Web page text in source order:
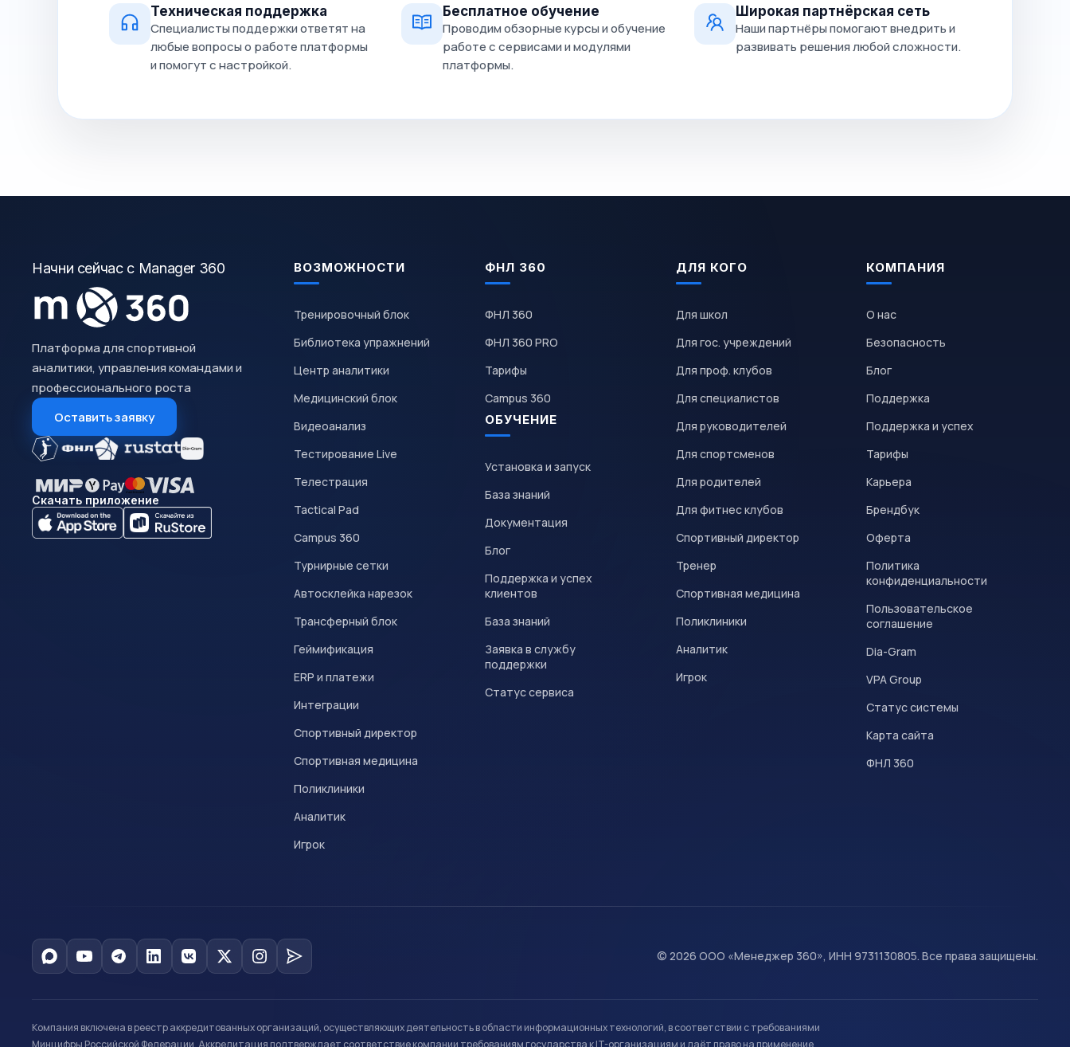
Техническая поддержка
Специалисты поддержки ответят на
любые вопросы о работе платформы
и помогут с настройкой.
Бесплатное обучение
Проводим обзорные курсы и обучение
работе с сервисами и модулями
платформы.
Широкая партнёрская сеть
Наши партнёры помогают внедрить и
развивать решения любой сложности.
Начни сейчас с Manager 360
Платформа для спортивной
аналитики, управления командами и
профессионального роста
Оставить заявку
Скачать приложение
ВОЗМОЖНОСТИ
Тренировочный блок
Библиотека упражнений
Центр аналитики
Медицинский блок
Видеоанализ
Тестирование Live
Телестрация
Tactical Pad
Campus 360
Турнирные сетки
Автосклейка нарезок
Трансферный блок
Геймификация
ERP и платежи
Интеграции
Спортивный директор
Спортивная медицина
Поликлиники
Аналитик
Игрок
ФНЛ 360
ФНЛ 360
ФНЛ 360 PRO
Тарифы
Campus 360
ОБУЧЕНИЕ
Установка и запуск
База знаний
Документация
Блог
Поддержка и успех
клиентов
База знаний
Заявка в службу
поддержки
Статус сервиса
ДЛЯ КОГО
Для школ
Для гос. учреждений
Для проф. клубов
Для специалистов
Для руководителей
Для спортсменов
Для родителей
Для фитнес клубов
Спортивный директор
Тренер
Спортивная медицина
Поликлиники
Аналитик
Игрок
КОМПАНИЯ
О нас
Безопасность
Блог
Поддержка
Поддержка и успех
Тарифы
Карьера
Брендбук
Оферта
Политика
конфиденциальности
Пользовательское
соглашение
Dia-Gram
VPA Group
Статус системы
Карта сайта
ФНЛ 360
© 2026 ООО «Менеджер 360», ИНН 9731130805. Все права защищены.
Компания включена в реестр аккредитованных организаций, осуществляющих деятельность в области информационных технологий, в соответствии с требованиями
Минцифры Российской Федерации. Аккредитация подтверждает соответствие компании требованиям государства к IT-организациям и даёт право на применение